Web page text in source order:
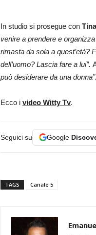
In studio si prosegue con Tina
venire a prendere e
rimasta da sola a quest’età?
dell’uomo? Lascia fare a lui”.
può desiderare da una donna”.
Ecco i video Witty Tv.
Seguici su Google
TAGS Canale 5